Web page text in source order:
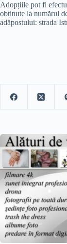
Adopțiile pot fi
obținute la numărul
adăpostului: strada